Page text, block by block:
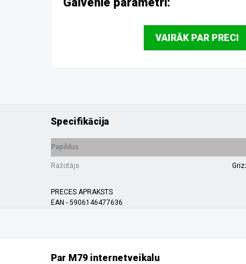
VAIRĀK PAR PRECI
Specifikācija
Papildus
Ražotājs
PRECES APRAKSTS
EAN - 5906146477636
Par M79 internetveikalu